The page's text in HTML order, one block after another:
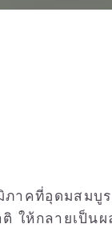
าคที่อุดมสมบู
ให้กลายเป็น